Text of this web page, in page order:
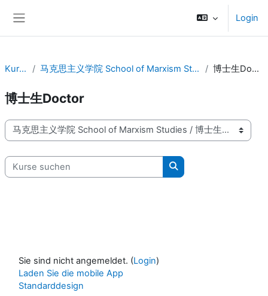
Login
Kurse 马克思主义学院 School of Marxism Studies 博士生Doctor
博士生Doctor
Kursbereiche
Kurse suchen
Kurse suchen
Sie sind nicht angemeldet. (Login)
Laden Sie die mobile App
Standarddesign